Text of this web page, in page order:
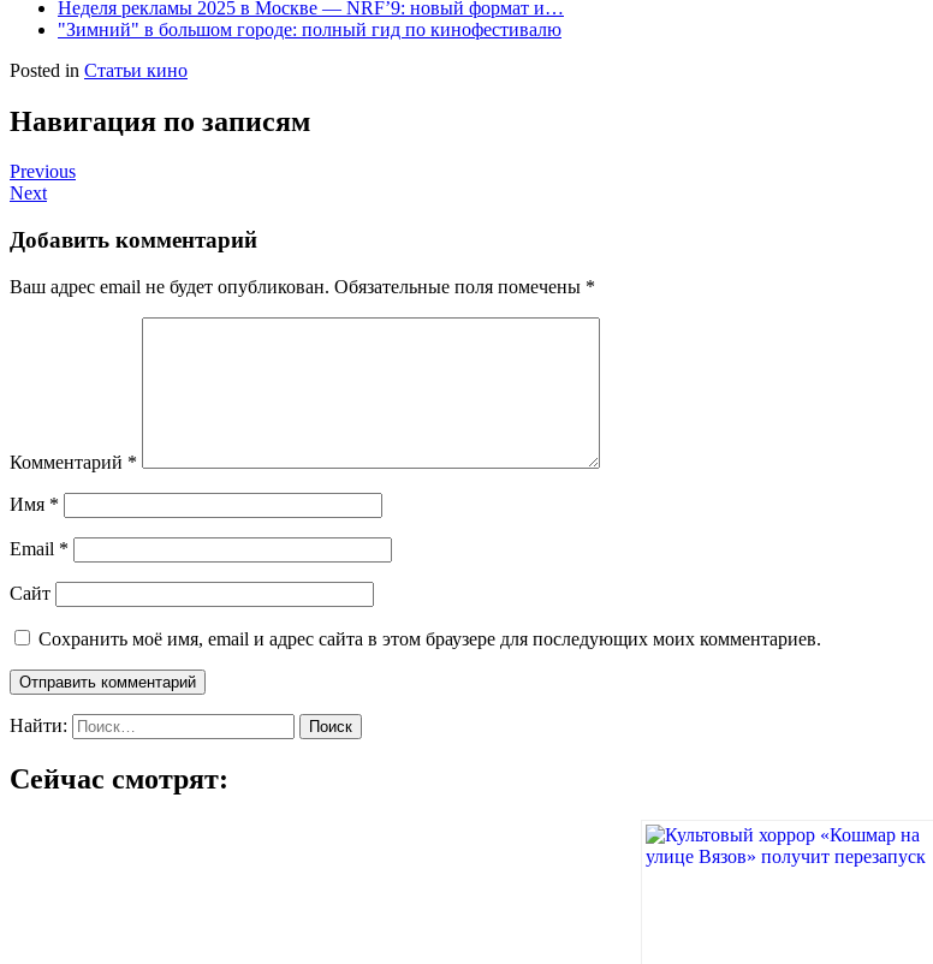
Неделя рекламы 2025 в Москве — NRF’9: новый формат и…
"Зимний" в большом городе: полный гид по кинофестивалю
Posted in Статьи кино
Навигация по записям
Previous
Next
Добавить комментарий
Ваш адрес email не будет опубликован. Обязательные поля помечены *
Комментарий *
Имя *
Email *
Сайт
Сохранить моё имя, email и адрес сайта в этом браузере для последующих моих комментариев.
Найти:
Сейчас смотрят: